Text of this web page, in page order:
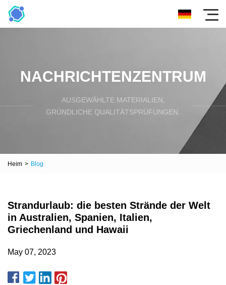
NACHRICHTENZENTRUM
AUSGEWÄHLTE MATERIALIEN,
GRÜNDLICHE QUALITÄTSPRÜFUNGEN.
Heim > Blog
Strandurlaub: die besten Strände der Welt
in Australien, Spanien, Italien,
Griechenland und Hawaii
May 07, 2023